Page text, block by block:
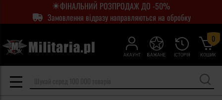
ФІНАЛЬНИЙ РОЗПРОДАЖ ДО -50%
Замовлення відразу направляються на обробку
АКАУНТ ІСТОРІЯ
БАЖАНЕ КОШИК
0